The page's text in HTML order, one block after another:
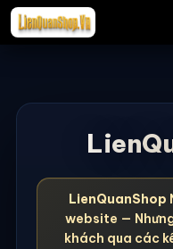
LienQuanShop
website —
khách qua các